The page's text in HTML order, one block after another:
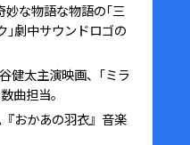
な物語な物語の｢三
｣劇中サウンドロゴの
健太主演映画、｢ミラ
曲担当。
おかあの羽衣』音楽